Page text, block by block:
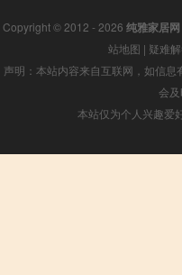
Copyright © 2012 - 2026 纯雅家居网
站地图 | 疑难
声明：本站内容来自互联网，如信
会
本站仅为个人兴趣爱